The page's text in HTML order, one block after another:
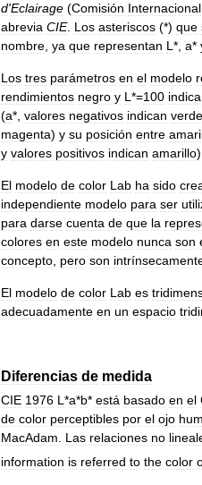
d'Eclairage (Comisión Internacional
abrevia CIE. Los asteriscos (*) que
nombre ya que representan L *, a*
Los tres parámetros en el modelo
rendimientos negro y L *=100 indica
(a*, valores negativos indican verde
magenta) y su posición entre
y valores positivos indican amarillo).
El modelo de color Lab ha sido
independiente modelo para ser
para darse cuenta de que la
colores en este modelo nunca son
concepto pero son
El modelo de color Lab es
adecuadamente en un espacio
Diferencias de medida
CIE 1976 L *a*b* está basado en el
de color perceptibles por el ojo
MacAdam
Las relaciones no
information is referred to the color